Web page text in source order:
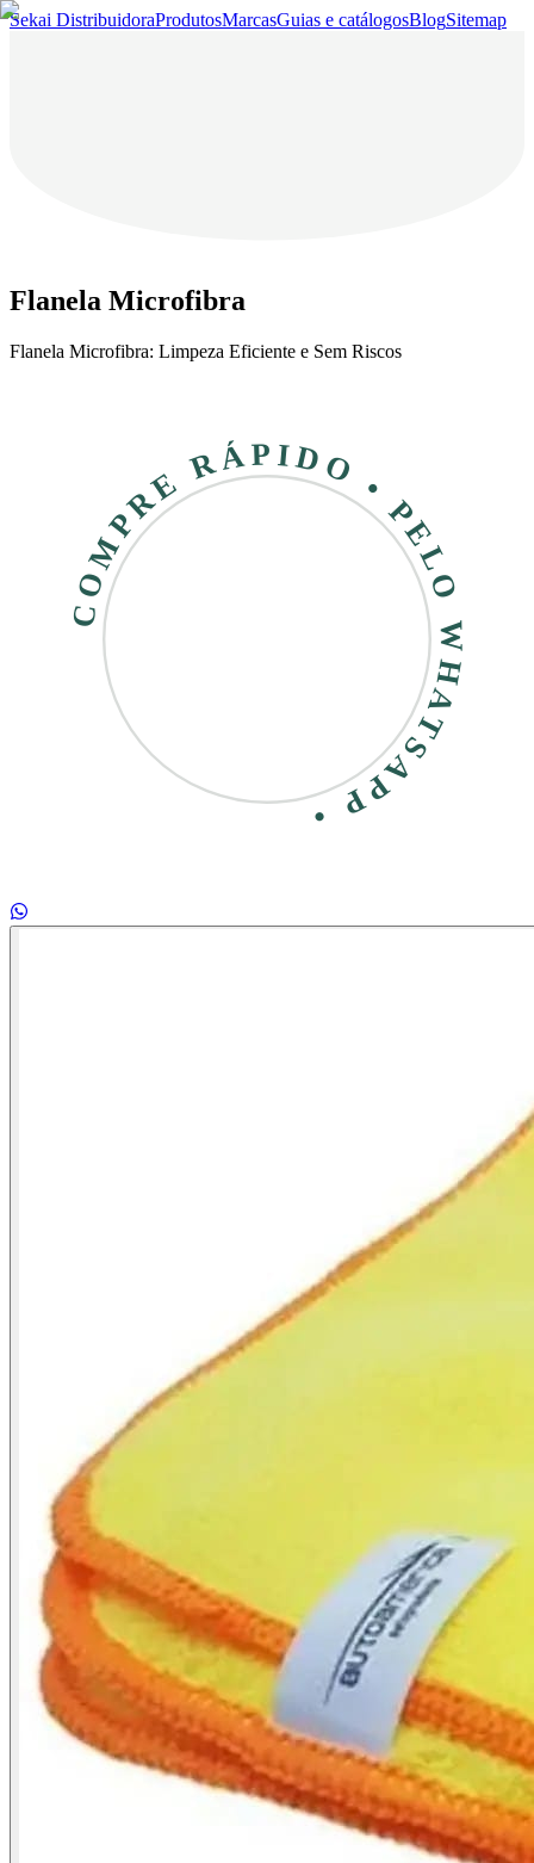
Sekai DistribuidoraProdutosMarcasGuias e catálogosBlogSitemap
Flanela Microfibra
Flanela Microfibra: Limpeza Eficiente e Sem Riscos
COMPRE RÁPIDO • PELO WHATSAPP •